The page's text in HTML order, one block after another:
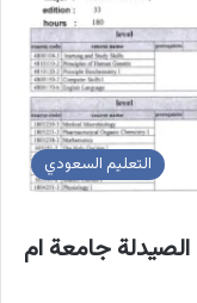
التعليم السعودي
الصيدلة جامعة ام